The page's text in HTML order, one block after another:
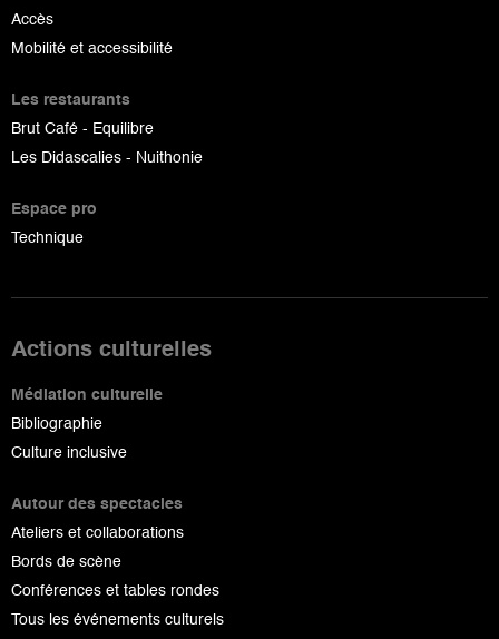
Accès
Mobilité et accessibilité
Les restaurants
Brut Café - Equilibre
Les Didascalies - Nuithonie
Espace pro
Technique
Actions culturelles
Médiation culturelle
Bibliographie
Culture inclusive
Autour des spectacles
Ateliers et collaborations
Bords de scène
Conférences et tables rondes
Tous les événements culturels